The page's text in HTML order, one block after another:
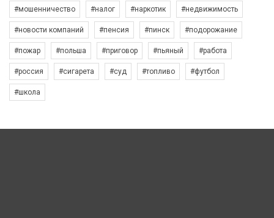
#мошенничество #налог #наркотик #недвижимость
#новости компаний #пенсия #пинск #подорожание
#пожар #польша #приговор #пьяный #работа
#россия #сигарета #суд #топливо #футбол
#школа